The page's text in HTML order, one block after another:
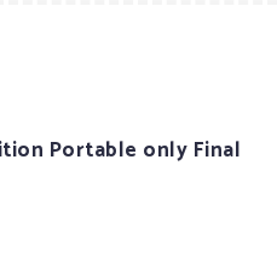
Portable only Final